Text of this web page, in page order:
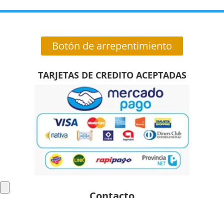
Botón de arrepentimiento
TARJETAS DE CREDITO ACEPTADAS